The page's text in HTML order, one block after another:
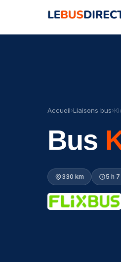
Accueil›Liaisons bus›
Bus
330 km 5 h 7